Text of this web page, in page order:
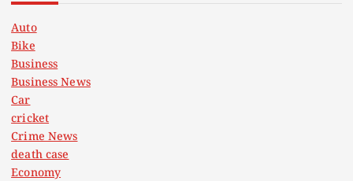
Auto
Bike
Business
Business News
Car
cricket
Crime News
death case
Economy